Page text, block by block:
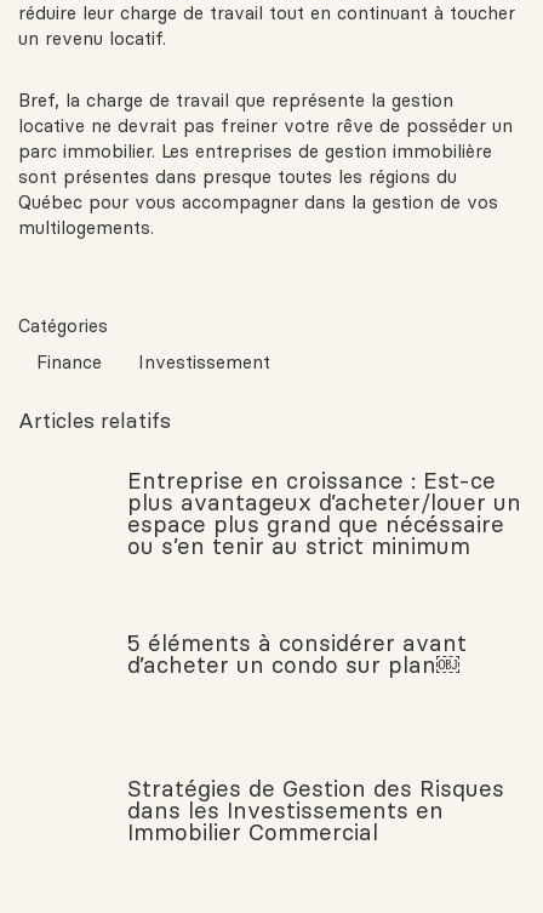
réduire leur charge de travail tout en continuant à toucher
un revenu locatif.
Bref, la charge de travail que représente la gestion
locative ne devrait pas freiner votre rêve de posséder un
parc immobilier. Les entreprises de gestion immobilière
sont présentes dans presque toutes les régions du
Québec pour vous accompagner dans la gestion de vos
multilogements.
Catégories
Finance
Investissement
Articles relatifs
Entreprise en croissance : Est-ce
plus avantageux d’acheter/louer un
espace plus grand que nécéssaire
ou s’en tenir au strict minimum
5 éléments à considérer avant
d’acheter un condo sur plan￼
Stratégies de Gestion des Risques
dans les Investissements en
Immobilier Commercial